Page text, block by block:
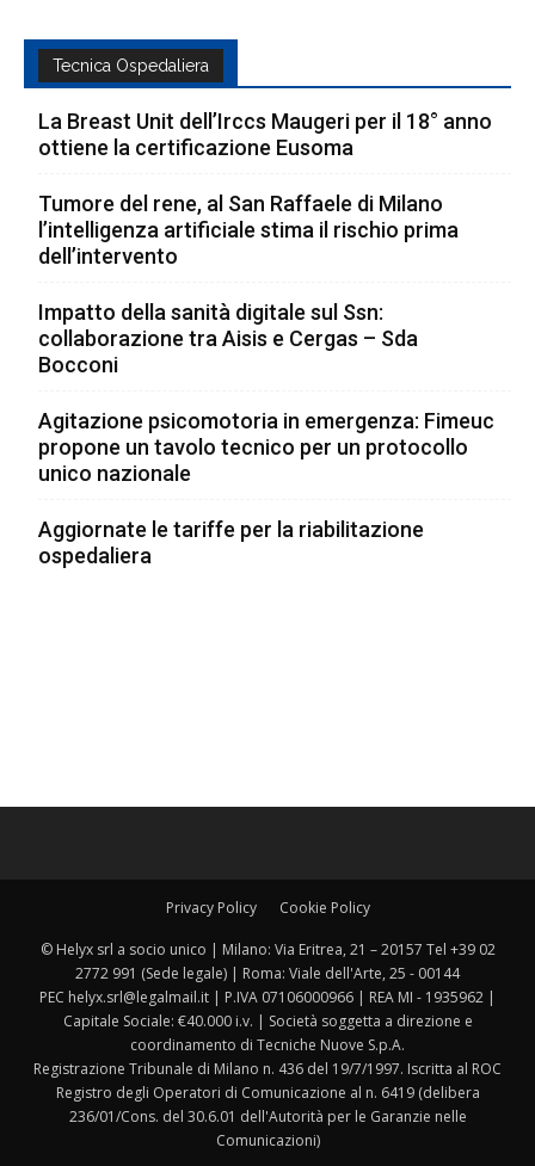
Tecnica Ospedaliera
La Breast Unit dell’Irccs Maugeri per il 18° anno
ottiene la certificazione Eusoma
Tumore del rene, al San Raffaele di Milano
l’intelligenza artificiale stima il rischio prima
dell’intervento
Impatto della sanità digitale sul Ssn:
collaborazione tra Aisis e Cergas – Sda
Bocconi
Agitazione psicomotoria in emergenza: Fimeuc
propone un tavolo tecnico per un protocollo
unico nazionale
Aggiornate le tariffe per la riabilitazione
ospedaliera
Privacy Policy Cookie Policy
© Helyx srl a socio unico | Milano: Via Eritrea, 21 – 20157 Tel +39 02
2772 991 (Sede legale) | Roma: Viale dell'Arte, 25 - 00144
PEC helyx.srl@legalmail.it | P.IVA 07106000966 | REA MI - 1935962 |
Capitale Sociale: €40.000 i.v. | Società soggetta a direzione e
coordinamento di Tecniche Nuove S.p.A.
Registrazione Tribunale di Milano n. 436 del 19/7/1997. Iscritta al ROC
Registro degli Operatori di Comunicazione al n. 6419 (delibera
236/01/Cons. del 30.6.01 dell'Autorità per le Garanzie nelle
Comunicazioni)